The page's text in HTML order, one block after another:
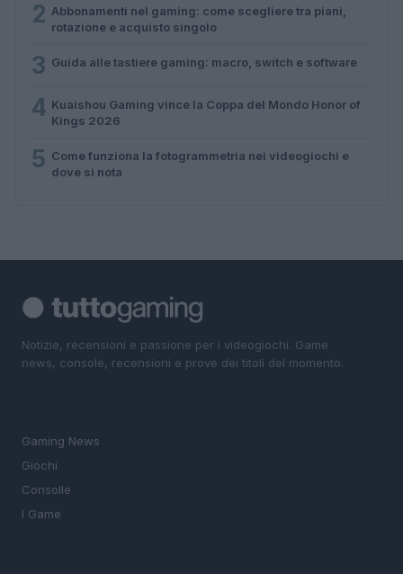
2 Abbonamenti nel gaming: come scegliere tra piani,
rotazione e acquisto singolo
3 Guida alle tastiere gaming: macro, switch e software
4 Kuaishou Gaming vince la Coppa del Mondo Honor of
Kings 2026
5 Come funziona la fotogrammetria nei videogiochi e
dove si nota
Notizie, recensioni e passione per i videogiochi. Game
news, console, recensioni e prove dei titoli del momento.
Gaming News
Giochi
Consolle
I Game